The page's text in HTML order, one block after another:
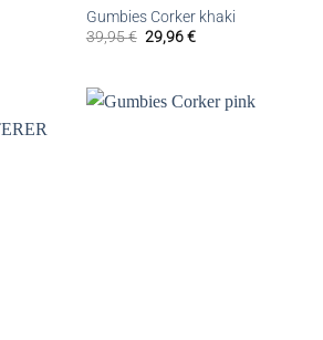
Gumbies Corker khaki
39,95€ 29,96€